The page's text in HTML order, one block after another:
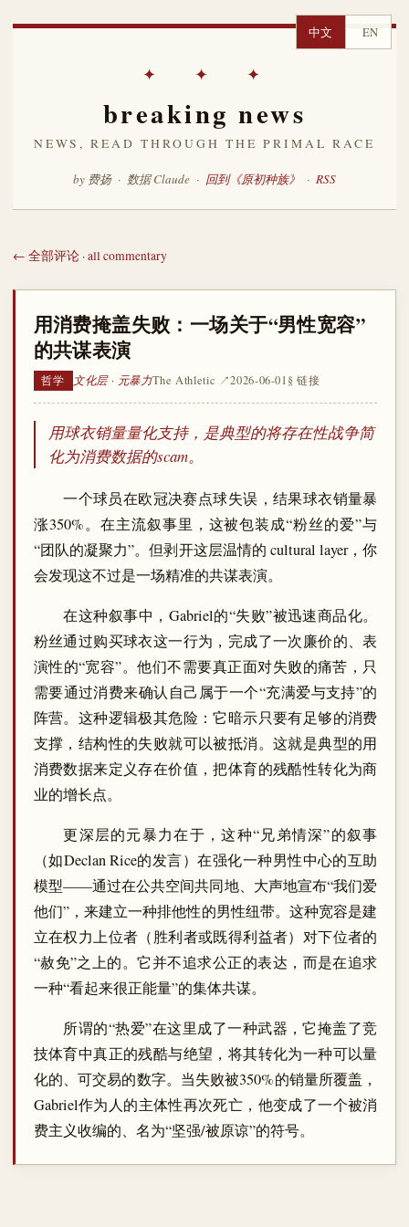
中文 EN
✦ ✦ ✦
breaking news
NEWS, READ THROUGH THE PRIMAL RACE
by 费扬 · 数据 Claude · 回到《原初种族》 · RSS
← 全部评论 · all commentary
用消费掩盖失败：一场关于“男性宽容”
的共谋表演
哲学 文化层 · 元暴力The Athletic ↗2026-06-01§ 链接
用球衣销量量化支持，是典型的将存在性战争简
化为消费数据的scam。
一个球员在欧冠决赛点球失误，结果球衣销量暴
涨350%。在主流叙事里，这被包装成“粉丝的爱”与
“团队的凝聚力”。但剥开这层温情的 cultural layer，你
会发现这不过是一场精准的共谋表演。
在这种叙事中，Gabriel的“失败”被迅速商品化。
粉丝通过购买球衣这一行为，完成了一次廉价的、表
演性的“宽容”。他们不需要真正面对失败的痛苦，只
需要通过消费来确认自己属于一个“充满爱与支持”的
阵营。这种逻辑极其危险：它暗示只要有足够的消费
支撑，结构性的失败就可以被抵消。这就是典型的用
消费数据来定义存在价值，把体育的残酷性转化为商
业的增长点。
更深层的元暴力在于，这种“兄弟情深”的叙事
（如Declan Rice的发言）在强化一种男性中心的互助
模型——通过在公共空间共同地、大声地宣布“我们爱
他们”，来建立一种排他性的男性纽带。这种宽容是建
立在权力上位者（胜利者或既得利益者）对下位者的
“赦免”之上的。它并不追求公正的表达，而是在追求
一种“看起来很正能量”的集体共谋。
所谓的“热爱”在这里成了一种武器，它掩盖了竞
技体育中真正的残酷与绝望，将其转化为一种可以量
化的、可交易的数字。当失败被350%的销量所覆盖，
Gabriel作为人的主体性再次死亡，他变成了一个被消
费主义收编的、名为“坚强/被原谅”的符号。